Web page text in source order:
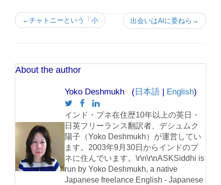
←チャトニーという「小 出会いはAIに委ねら→
About the author
Yoko Deshmukh ( 日本語 English)
インド・プネ在住歴10年以上の英日・
日英フリーランス翻訳者、デシュムク
陽子（Yoko Deshmukh）が運営してい
ます。2003年9月30日からインドのプ
ネに住んでいます。\r\n\r\nASKSiddhi is
run by Yoko Deshmukh, a native
Japanese freelance English - Japanese